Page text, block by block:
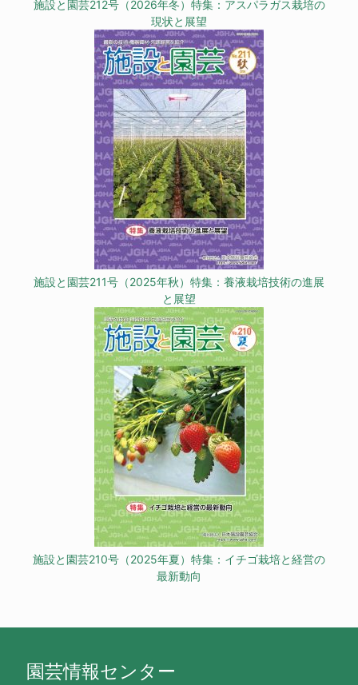
施設と園芸212号（2026年冬）特集：アスパラガス栽培の
現状と展望
施設と園芸211号（2025年秋）特集：養液栽培技術の進展
と展望
施設と園芸210号（2025年夏）特集：イチゴ栽培と経営の
最新動向
園芸情報センター